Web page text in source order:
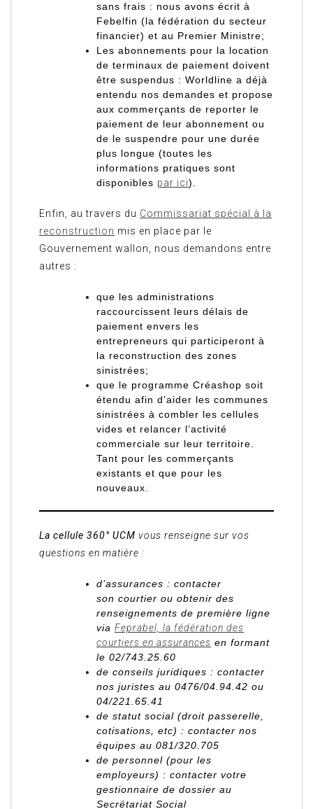
sans frais : nous avons écrit à
Febelfin (la fédération du secteur
financier) et au Premier Ministre;
Les abonnements pour la location
de terminaux de paiement doivent
être suspendus : Worldline a déjà
entendu nos demandes et propose
aux commerçants de reporter le
paiement de leur abonnement ou
de le suspendre pour une durée
plus longue (toutes les
informations pratiques sont
disponibles par ici).
Enfin, au travers du Commissariat spécial à la
reconstruction mis en place par le
Gouvernement wallon, nous demandons entre
autres :
que les administrations
raccourcissent leurs délais de
paiement envers les
entrepreneurs qui participeront à
la reconstruction des zones
sinistrées;
que le programme Créashop soit
étendu afin d’aider les communes
sinistrées à combler les cellules
vides et relancer l’activité
commerciale sur leur territoire.
Tant pour les commerçants
existants et que pour les
nouveaux.
La cellule 360° UCM vous renseigne sur vos
questions en matière :
d’assurances : contacter
son courtier ou obtenir des
renseignements de première ligne
via Feprabel, la fédération des
courtiers en assurances en formant
le 02/743.25.60
de conseils juridiques : contacter
nos juristes au 0476/04.94.42 ou
04/221.65.41
de statut social (droit passerelle,
cotisations, etc) : contacter nos
équipes au 081/320.705
de personnel (pour les
employeurs) : contacter votre
gestionnaire de dossier au
Secrétariat Social